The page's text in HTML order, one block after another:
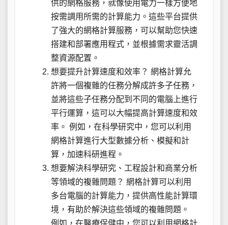
供的網格服務，就像使用電力一樣方便地
按需調用所需的計算能力。這些平台提供
了強大的網格計算服務，可以幫助您快速
搭建和部署應用程式，並根據需求靈活調
整資源配置。
想要提升計算速度和效率？ 網格計算允
許將一個複雜的任務分解成許多子任務，
並將這些子任務分配到不同的電腦上進行
平行運算，這可以大幅提高計算速度和效
率。 例如，在科學研究中，您可以利用
網格計算進行大型數據分析、模擬和計
算，加速科研進程。
想要解決科學研究、工程設計和商業分析
等領域的複雜問題？ 網格計算可以利用
多台電腦的計算能力，提供高性能計算環
境，有助於解決這些領域的複雜問題。
例如，在醫療保健中，您可以利用網格計